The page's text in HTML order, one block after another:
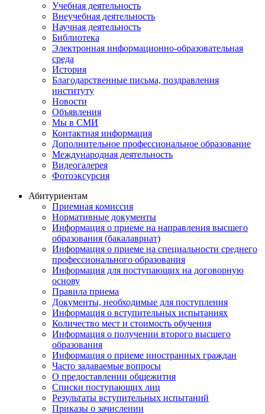
Учебная деятельность
Внеучебная деятельность
Научная деятельность
Библиотека
Электронная информационно-образовательная
среда
История
Благодарственные письма, поздравления
институту
Новости
Объявления
Мы в СМИ
Контактная информация
Дополнительное профессиональное образование
Международная деятельность
Видеогалерея
Фотоэксурсия
Абитуриентам
Приемная комиссия
Нормативные документы
Информация о приеме на направления высшего
образования (бакалавриат)
Информация о приеме на специальности среднего
профессионального образования
Информация для поступающих на договорную
основу
Правила приема
Документы, необходимые для поступления
Информация о вступительных испытаниях
Количество мест и стоимость обучения
Информация о получении второго высшего
образования
Информация о приеме иностранных граждан
Часто задаваемые вопросы
О предоставлении общежития
Списки поступающих лиц
Результаты вступительных испытаний
Приказы о зачислении